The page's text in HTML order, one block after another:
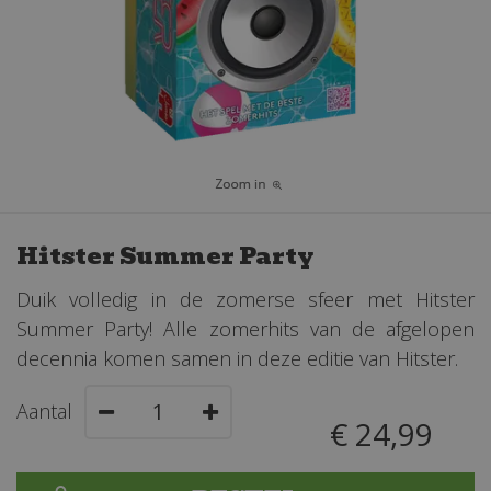
Hitster Summer Party
Duik volledig in de zomerse sfeer met Hitster
Summer Party! Alle zomerhits van de afgelopen
decennia komen samen in deze editie van Hitster.
€ 24,99
Aantal